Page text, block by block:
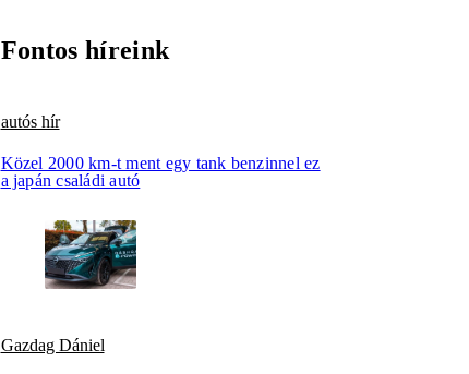
Fontos híreink
autós hír
Közel 2000 km-t ment egy tank benzinnel ez
a japán családi autó
Gazdag Dániel